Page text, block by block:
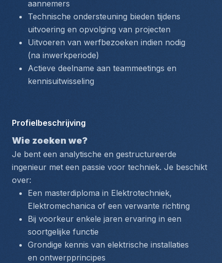
aannemers
Technische ondersteuning bieden tijdens
uitvoering en opvolging van projecten
Uitvoeren van werfbezoeken indien nodig
(na inwerkperiode)
Actieve deelname aan teammeetings en
kennisuitwisseling
Profielbeschrijving
Wie zoeken we?
Je bent een analytische en gestructureerde
ingenieur met een passie voor techniek. Je beschikt
over:
Een masterdiploma in Elektrotechniek,
Elektromechanica of een verwante richting
Bij voorkeur enkele jaren ervaring in een
soortgelijke functie
Grondige kennis van elektrische installaties
en ontwerpprincipes